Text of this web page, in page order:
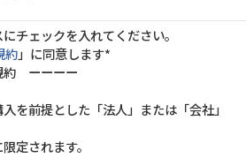
チェックを入れてください。
約」に同意します*
約 ーーーー
を前提とした「法人」または「会社」
定されます。